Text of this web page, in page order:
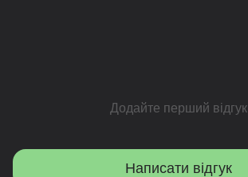
Додайте перший відгук
Написати відгук